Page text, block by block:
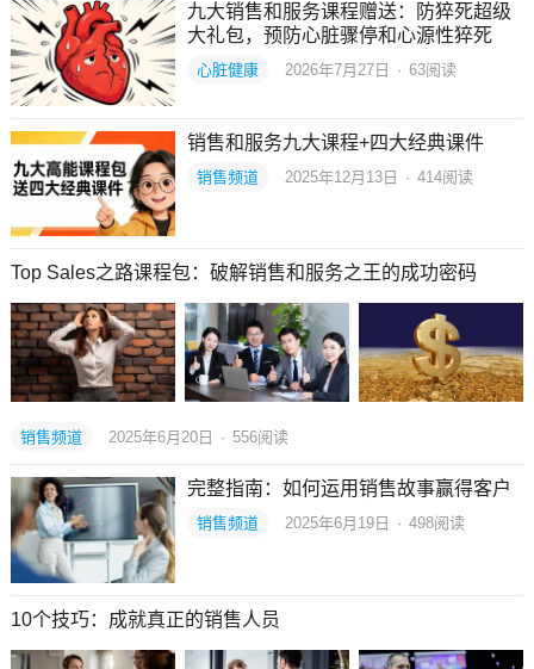
九大销售和服务课程赠送：防猝死超级
大礼包，预防心脏骤停和心源性猝死
心脏健康 2026年7月27日 · 63阅读
销售和服务九大课程+四大经典课件
销售频道 2025年12月13日 · 414阅读
Top Sales之路课程包：破解销售和服务之王的成功密码
销售频道 2025年6月20日 · 556阅读
完整指南：如何运用销售故事赢得客户
销售频道 2025年6月19日 · 498阅读
10个技巧：成就真正的销售人员